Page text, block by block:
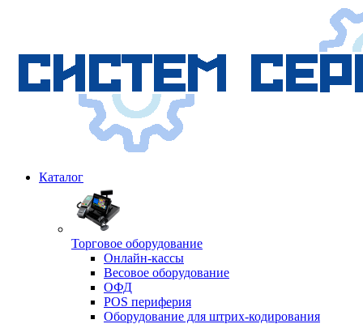
Каталог
Торговое оборудование
Онлайн-кассы
Весовое оборудование
ОФД
POS периферия
Оборудование для штрих-кодирования